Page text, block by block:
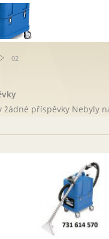
02
žádné příspěvky Nebyly